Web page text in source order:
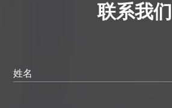
联系我们
姓名